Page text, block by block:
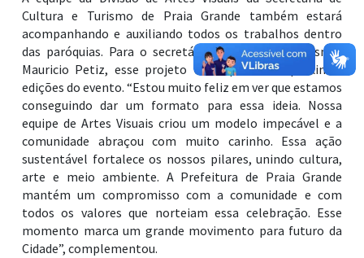
Cultura e Turismo de Praia Grande também estará
acompanhando e auxiliando todos os trabalhos dentro
das paróquias. Para o secretário de Cultura e Turismo,
Mauricio Petiz, esse projeto vai impactar as próximas
edições do evento. “Estou muito feliz em ver que estamos
conseguindo dar um formato para essa ideia. Nossa
equipe de Artes Visuais criou um modelo impecável e a
comunidade abraçou com muito carinho. Essa ação
sustentável fortalece os nossos pilares, unindo cultura,
arte e meio ambiente. A Prefeitura de Praia Grande
mantém um compromisso com a comunidade e com
todos os valores que norteiam essa celebração. Esse
momento marca um grande movimento para futuro da
Cidade”, complementou.